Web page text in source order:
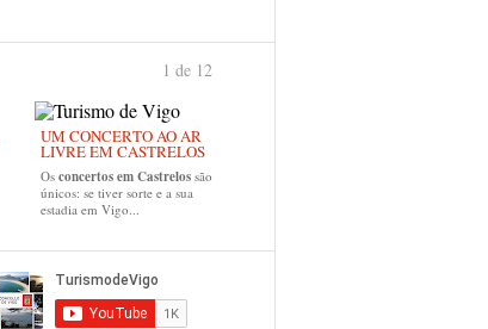
UM CONCERTO AO AR
LIVRE EM CASTRELOS
Os concertos em Castrelos são
únicos: se tiver sorte e a sua
estadia em Vigo...
1 de 12